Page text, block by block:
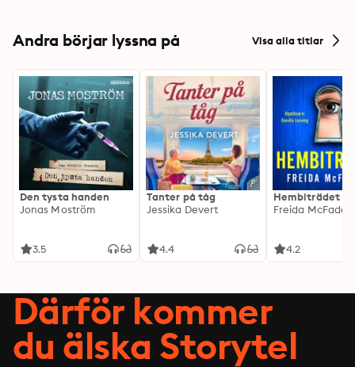
Andra börjar lyssna på Visa alla titlar
Den tysta handen
Jonas Moström
3.5
Tanter på tåg
Jessika Devert
4.4
Hembiträdet
Freida
4.2
Därför kommer
du älska Storytel